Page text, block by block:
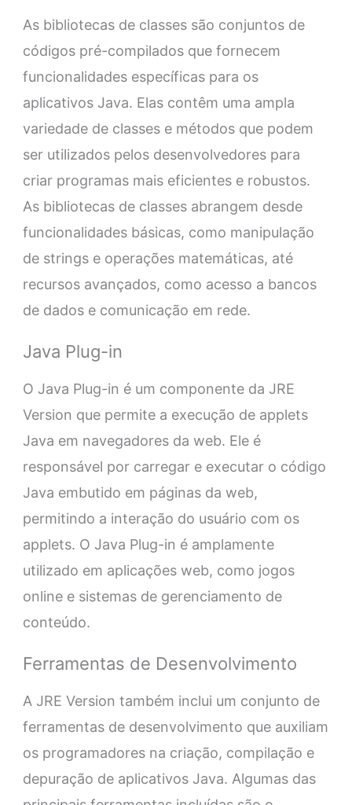
As bibliotecas de classes são conjuntos de
códigos pré-compilados que fornecem
funcionalidades específicas para os
aplicativos Java. Elas contêm uma ampla
variedade de classes e métodos que podem
ser utilizados pelos desenvolvedores para
criar programas mais eficientes e robustos.
As bibliotecas de classes abrangem desde
funcionalidades básicas, como manipulação
de strings e operações matemáticas, até
recursos avançados, como acesso a bancos
de dados e comunicação em rede.
Java Plug-in
O Java Plug-in é um componente da JRE
Version que permite a execução de applets
Java em navegadores da web. Ele é
responsável por carregar e executar o código
Java embutido em páginas da web,
permitindo a interação do usuário com os
applets. O Java Plug-in é amplamente
utilizado em aplicações web, como jogos
online e sistemas de gerenciamento de
conteúdo.
Ferramentas de Desenvolvimento
A JRE Version também inclui um conjunto de
ferramentas de desenvolvimento que auxiliam
os programadores na criação, compilação e
depuração de aplicativos Java. Algumas das